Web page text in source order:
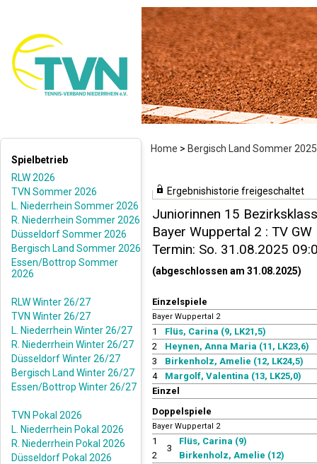
Home > Bergisch Land Sommer 2025
Spielbetrieb
RLW 2026
TVN Sommer 2026
L. Niederrhein Sommer 2026
R. Niederrhein Sommer 2026
Düsseldorf Sommer 2026
Bergisch Land Sommer 2026
Essen/Bottrop Sommer
2026
RLW Winter 26/27
TVN Winter 26/27
L. Niederrhein Winter 26/27
R. Niederrhein Winter 26/27
Düsseldorf Winter 26/27
Bergisch Land Winter 26/27
Essen/Bottrop Winter 26/27
TVN Pokal 2026
L. Niederrhein Pokal 2026
R. Niederrhein Pokal 2026
Düsseldorf Pokal 2026
Ergebnishistorie freigeschaltet
Juniorinnen 15
Bayer Wuppertal 2 : TV
Termin: So. 31.08.2025
(abgeschlossen am 31.08.2025)
Einzelspiele
Bayer Wuppertal 2
1
Flüs, Carina (9, LK21,5)
2
Heynen, Anna Maria (11, LK23,6)
3
Birkenholz, Amelie (12, LK24,5)
4
Margolf, Valentina (13, LK25,0)
Einzel
Doppelspiele
Bayer Wuppertal 2
1
2
3
Flüs, Carina (9)
Birkenholz, Amelie (12)